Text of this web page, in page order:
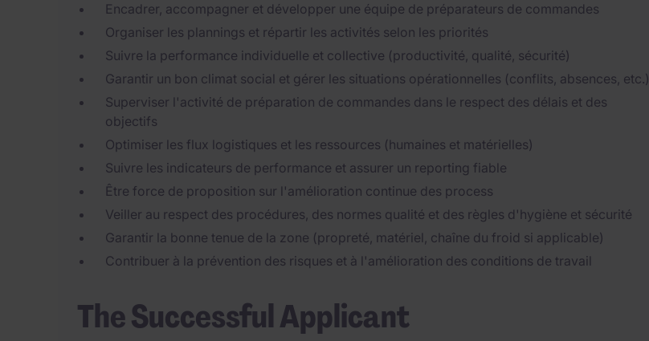
Encadrer, accompagner et développer une équipe de préparateurs de commandes
Organiser les plannings et répartir les activités selon les priorités
Suivre la performance individuelle et collective (productivité, qualité, sécurité)
Garantir un bon climat social et gérer les situations opérationnelles (conflits, absences, etc.)
Superviser l'activité de préparation de commandes dans le respect des délais et des
objectifs
Optimiser les flux logistiques et les ressources (humaines et matérielles)
Suivre les indicateurs de performance et assurer un reporting fiable
Être force de proposition sur l'amélioration continue des process
Veiller au respect des procédures, des normes qualité et des règles d'hygiène et sécurité
Garantir la bonne tenue de la zone (propreté, matériel, chaîne du froid si applicable)
Contribuer à la prévention des risques et à l'amélioration des conditions de travail
The Successful Applicant